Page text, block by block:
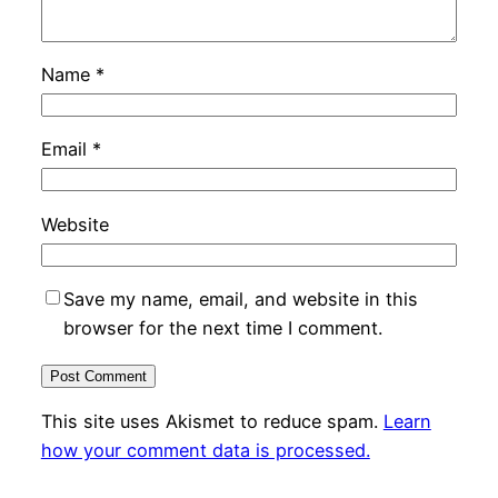
Name *
Email *
Website
Save my name, email, and website in this
browser for the next time I comment.
This site uses Akismet to reduce spam. Learn
how your comment data is processed.